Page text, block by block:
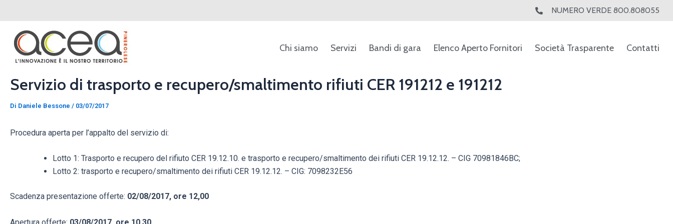
al
contenuto
NUMERO VERDE 800.808055
Chi siamo Servizi Bandi di gara Elenco Aperto Fornitori Società Trasparente Contatti
Servizio di trasporto e recupero/smaltimento rifiuti CER 191212 e 191212
Di Daniele Bessone / 03/07/2017
Procedura aperta per l’appalto del servizio di:
Lotto 1: Trasporto e recupero del rifiuto CER 19.12.10. e trasporto e recupero/smaltimento dei rifiuti CER 19.12.12. – CIG 70981846BC;
Lotto 2: trasporto e recupero/smaltimento dei rifiuti CER 19.12.12. – CIG: 7098232E56
Scadenza presentazione offerte: 02/08/2017, ore 12,00
articoli